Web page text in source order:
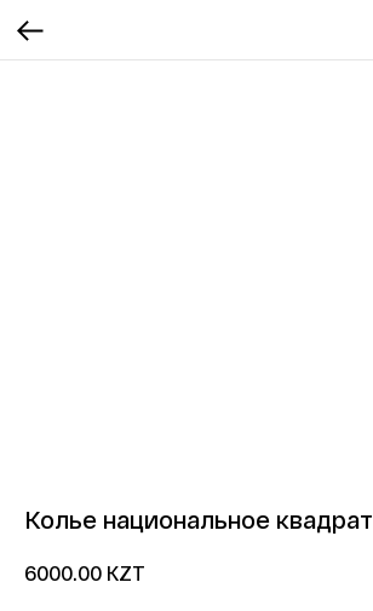
Колье национальное квадрат
6000.00 KZT